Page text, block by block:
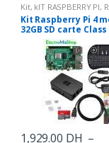
Kit, kIT RASPBERRY PI,
PI,Raspberry Pi Robot
Kit Raspberry Pi 4
32GB SD carte Class
Clavier et Sourie
1,929.00 DH –